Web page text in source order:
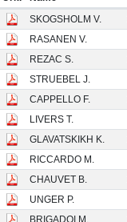
SKOGSHOLM V.
RASANEN V.
REZAC S.
STRUEBEL J.
CAPPELLO F.
LIVERS T.
GLAVATSKIKH K.
RICCARDO M.
CHAUVET B.
UNGER P.
BRIGADOI M.